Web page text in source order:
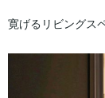
寛げるリビングス